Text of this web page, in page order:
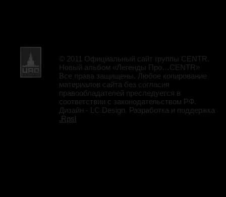
© 2011 Официальный сайт группы CENTR.
Новый альбом «Легенды Про…CENTR»
Все права защищены. Любое копирование
материалов сайта без согласия
правообладателей преследуется в
соответствии с законодательством РФ.
Дизайн - LC.Design. Разработка и поддержка
.Rpsl